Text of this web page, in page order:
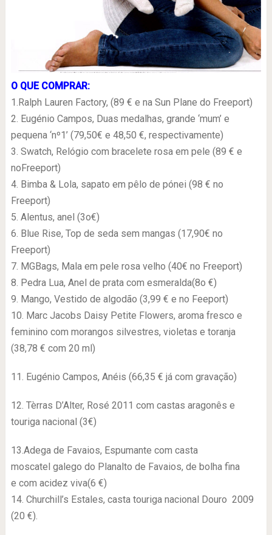
O QUE COMPRAR:
1.Ralph Lauren Factory, (89 € e na Sun Plane do Freeport)
2. Eugénio Campos, Duas medalhas, grande ‘mum’ e
pequena ‘nº1’ (79,50€ e 48,50 €, respectivamente)
3. Swatch, Relógio com bracelete rosa em pele (89 € e
noFreeport)
4. Bimba & Lola, sapato em pêlo de pónei (98 € no
Freeport)
5. Alentus, anel (3o€)
6. Blue Rise, Top de seda sem mangas (17,90€ no
Freeport)
7. MGBags, Mala em pele rosa velho (40€ no Freeport)
8. Pedra Lua, Anel de prata com esmeralda(8o €)
9. Mango, Vestido de algodão (3,99 € e no Feeport)
10. Marc Jacobs Daisy Petite Flowers, aroma fresco e
feminino com morangos silvestres, violetas e toranja
(38,78 € com 20 ml)
11. Eugénio Campos, Anéis (66,35 € já com gravação)
12. Tèrras D’Alter, Rosé 2011 com castas aragonês e
touriga nacional (3€)
13.Adega de Favaios, Espumante com casta
moscatel galego do Planalto de Favaios, de bolha fina
e com acidez viva(6 €)
14. Churchill’s Estales, casta touriga nacional Douro 2009
(20 €).